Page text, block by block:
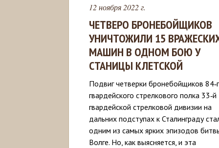
12 ноября 2022 г.
ЧЕТВЕРО БРОНЕБОЙЩИКОВ
УНИЧТОЖИЛИ 15
МАШИН В ОДНОМ БОЮ У
СТАНИЦЫ КЛЕТСКОЙ
Подвиг четверки бронебойщиков
гвардейского стрелкового полка 33‑й
гвардейской стрелковой дивизии на
дальних подступах к Сталинграду
одним из самых ярких эпизодов
Волге. Но, как выясняется, и эта